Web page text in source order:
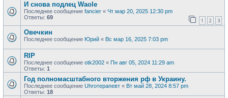
И снова подлец Waole
Последнее сообщение fancier « Чт мар 20, 2025 12:30 pm
Ответы: 69 1 2 3
Овечкин
Последнее сообщение Юрий « Вс мар 16, 2025 7:03 pm
RIP
Последнее сообщение otk2002 « Пн авг 05, 2024 11:29 am
Ответы: 1
Год полномасштабного вторжения рф в Украину.
Последнее сообщение Uhroтерапевт « Вт май 28, 2024 8:57 pm
Ответы: 18